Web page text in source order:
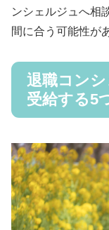
ンシェルジュへ相
間に合う可能性が
退職コン
受給する5